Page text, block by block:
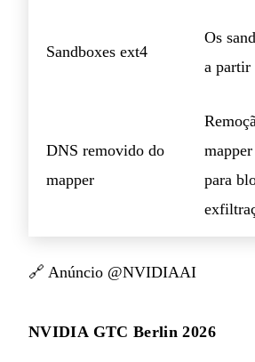
Sandboxes ext4
Os
a partir
DNS removido do
mapper
para
🔗 Anúncio @NVIDIAAI
NVIDIA GTC Berlin 2026